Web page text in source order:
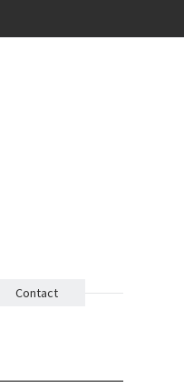
Contact